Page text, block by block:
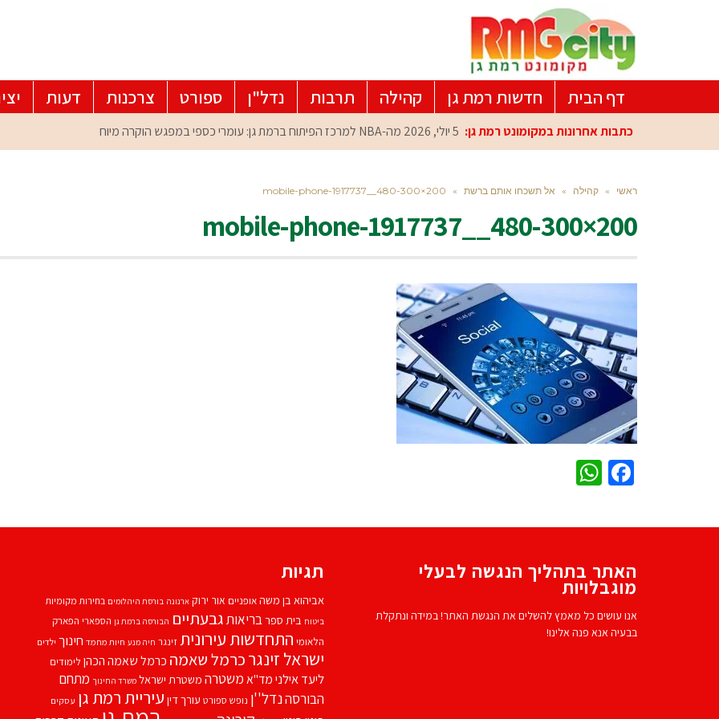
דף הבית חדשות רמת גן קהילה תרבות נדל"ן ספורט צרכנות דעות
כתבות אחרונות במקומונט רמת גן: 5 יולי, 2026 מה-NBA למרכז הפיתוח ברמת גן: עומרי כספי במפגש הוקרה מיוחד
ראשי » קהילה » אל תשכחו אותם ברשת »
mobile-phone-1917737__480-300×200
mobile-phone-1917737__480-300×200
Facebook
האתר בתהליך הנגשה לבעלי
מוגבלויות
אנו עושים כל מאמץ להשלים את הנגשת האתר! במידה ונתקלת
בבעיה אנא פנה אלינו!
תגיות
אביהוא בן משהאופניים אור ירוק ארנונה בורסת היהלומים בחירות מקומיות
ביטוח בית ספרבריאותגבעתיים הבורסה ברמת גן הספארי הפארק
הלאומי התחדשות עירוניתזינגר חיה מנע חיות מחמד חינוך ילדים
ישראל זינגרכרמל שאמה כרמל שאמה הכהן לימודים
ליעד אילנימד''אמשטרה משטרת ישראל משרד החינוך מתחם
הבורסהנדל''ן נופש ספורט עורך דין עיריית רמת גן עסקים